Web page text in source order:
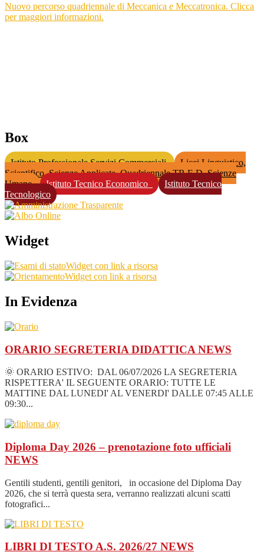
Nuovo percorso quadriennale di Meccanica e Meccatronica. Clicca
per maggiori informazioni.
Box
Istituto Professionale Servizi Commerciali
Licei Linguistico,
Scientifico, Scienze Applicate, Quadriennale TR.E.D, Scienze
Umane
Istituto Tecnico Economico⁣⁣⁣ ⁣⁣⁣
Istituto Tecnico
Tecnologico
Widget
Widget con link a risorsa
Widget con link a risorsa
In Evidenza
ORARIO SEGRETERIA DIDATTICA NEWS
🌞 ORARIO ESTIVO: DAL 06/07/2026 LA SEGRETERIA
RISPETTERA' IL SEGUENTE ORARIO: TUTTE LE
MATTINE DAL LUNEDI' AL VENERDI' DALLE 07:45 ALLE
09:30...
Diploma Day 2026 – prenotazione foto ufficiali
NEWS
Gentili studenti, gentili genitori, in occasione del Diploma Day
2026, che si terrà questa sera, verranno realizzati alcuni scatti
fotografici...
LIBRI DI TESTO A.S. 2026/27 NEWS